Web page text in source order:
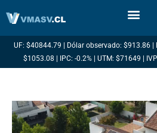
UF: $40844.79 | Dólar observado: $913.86 |
$1053.08 | IPC: -0.2% | UTM: $71649 |